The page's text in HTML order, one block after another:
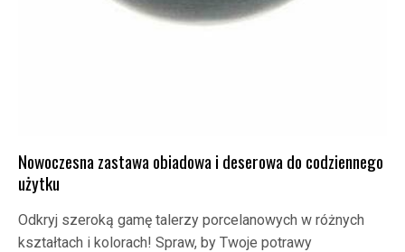
Nowoczesna zastawa obiadowa i deserowa do codziennego
użytku
Odkryj szeroką gamę talerzy porcelanowych w różnych
kształtach i kolorach! Spraw, by Twoje potrawy